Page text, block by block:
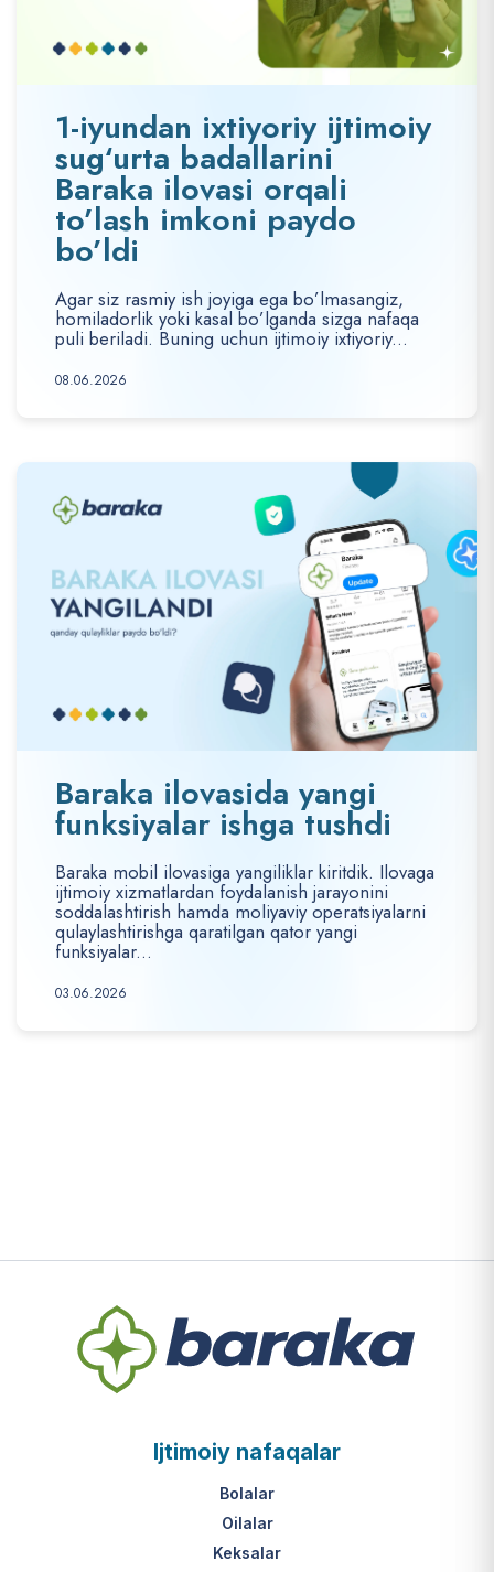
1-iyundan ixtiyoriy ijtimoiy
sug‘urta badallarini
Baraka ilovasi orqali
to’lash imkoni paydo
bo’ldi
Agar siz rasmiy ish joyiga ega bo’lmasangiz,
homiladorlik yoki kasal bo’lganda sizga nafaqa
puli beriladi. Buning uchun ijtimoiy ixtiyoriy...
08.06.2026
Baraka ilovasida yangi
funksiyalar ishga tushdi
Baraka mobil ilovasiga yangiliklar kiritdik. Ilovaga
ijtimoiy xizmatlardan foydalanish jarayonini
soddalashtirish hamda moliyaviy operatsiyalarni
qulaylashtirishga qaratilgan qator yangi
funksiyalar...
03.06.2026
Ijtimoiy nafaqalar
Bolalar
Oilalar
Keksalar